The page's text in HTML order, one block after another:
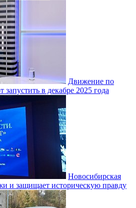
Движение по
в декабре 2025 года
Новосибирская
и защищает историческую правду